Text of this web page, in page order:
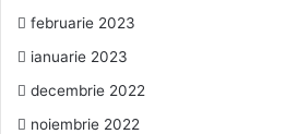
februarie 2023
ianuarie 2023
decembrie 2022
noiembrie 2022